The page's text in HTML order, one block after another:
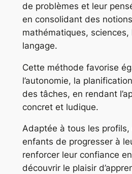
de problèmes et leur
en consolidant des
mathématiques,
langage.
Cette méthode favorise
l’autonomie, la
des tâches, en rendant
concret et ludique.
Adaptée à tous les
enfants de progresser à
renforcer leur confiance
découvrir le plaisir